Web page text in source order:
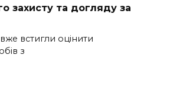
захисту та догляду за
встигли оцінити
з